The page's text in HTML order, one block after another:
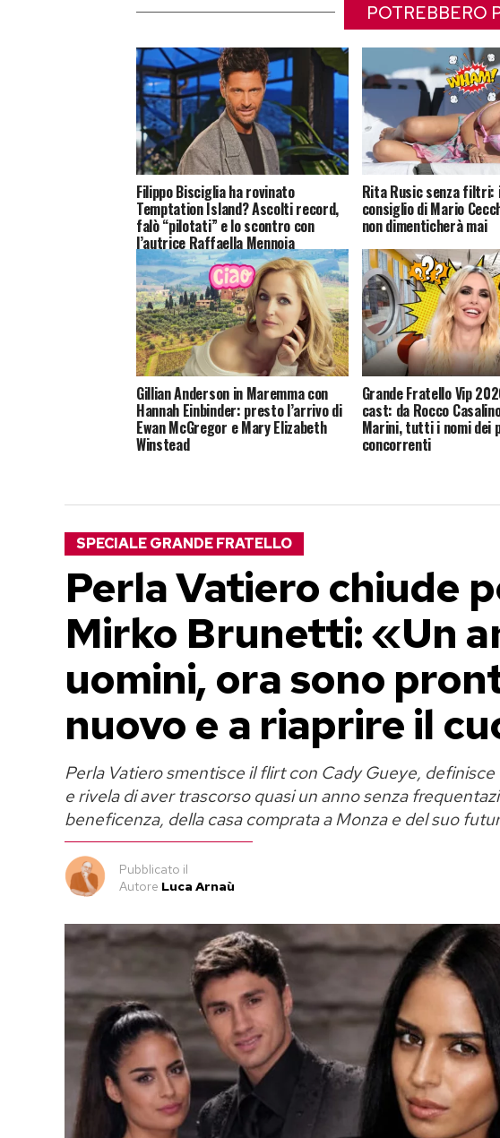
POTREBBERO
Filippo Bisciglia ha rovinato
Temptation Island? Ascolti record,
falò “pilotati” e lo scontro con
l’autrice Raffaella Mennoia
Rita Rusic senza filtri:
consiglio di Mario
non dimenticherà mai
Gillian Anderson in Maremma con
Hannah Einbinder: presto l’arrivo di
Ewan McGregor e Mary Elizabeth
Winstead
Grande Fratello Vip
cast: da Rocco
Marini, tutti i nomi dei
concorrenti
SPECIALE GRANDE FRATELLO
Perla Vatiero chiude
Mirko Brunetti: «Un
uomini, ora sono
nuovo e a riaprire il
Perla Vatiero smentisce il flirt con Cady Gueye,
e rivela di aver trascorso quasi un anno senza
beneficenza, della casa comprata a Monza e del suo
Pubblicato il
Autore Luca Arnaù